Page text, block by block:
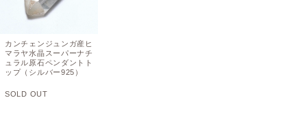
カンチェンジュンガ産ヒ
マラヤ水晶スーパーナチ
ュラル原石ペンダントト
ップ（シルバー925）
SOLD OUT